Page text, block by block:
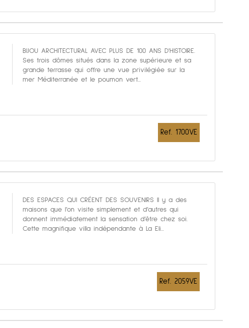
BIJOU ARCHITECTURAL AVEC PLUS DE 100 ANS D'HISTOIRE.
Ses trois dômes situés dans la zone supérieure et sa
grande terrasse qui offre une vue privilégiée sur la
mer Méditerranée et le poumon vert...
Ref. 1700VE
DES ESPACES QUI CRÉENT DES SOUVENIRS Il y a des
maisons que l’on visite simplement et d’autres qui
donnent immédiatement la sensation d’être chez soi.
Cette magnifique villa indépendante à La Eli...
Ref. 2059VE